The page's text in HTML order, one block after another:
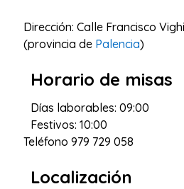
Dirección: Calle Francisco
(provincia de Palencia)
Horario de misas
Días laborables: 09:00
Festivos: 10:00
Teléfono 979 729 058
Localización